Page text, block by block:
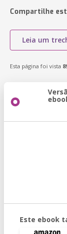
Compartilhe
Leia um
Esta página foi vista
Este ebook